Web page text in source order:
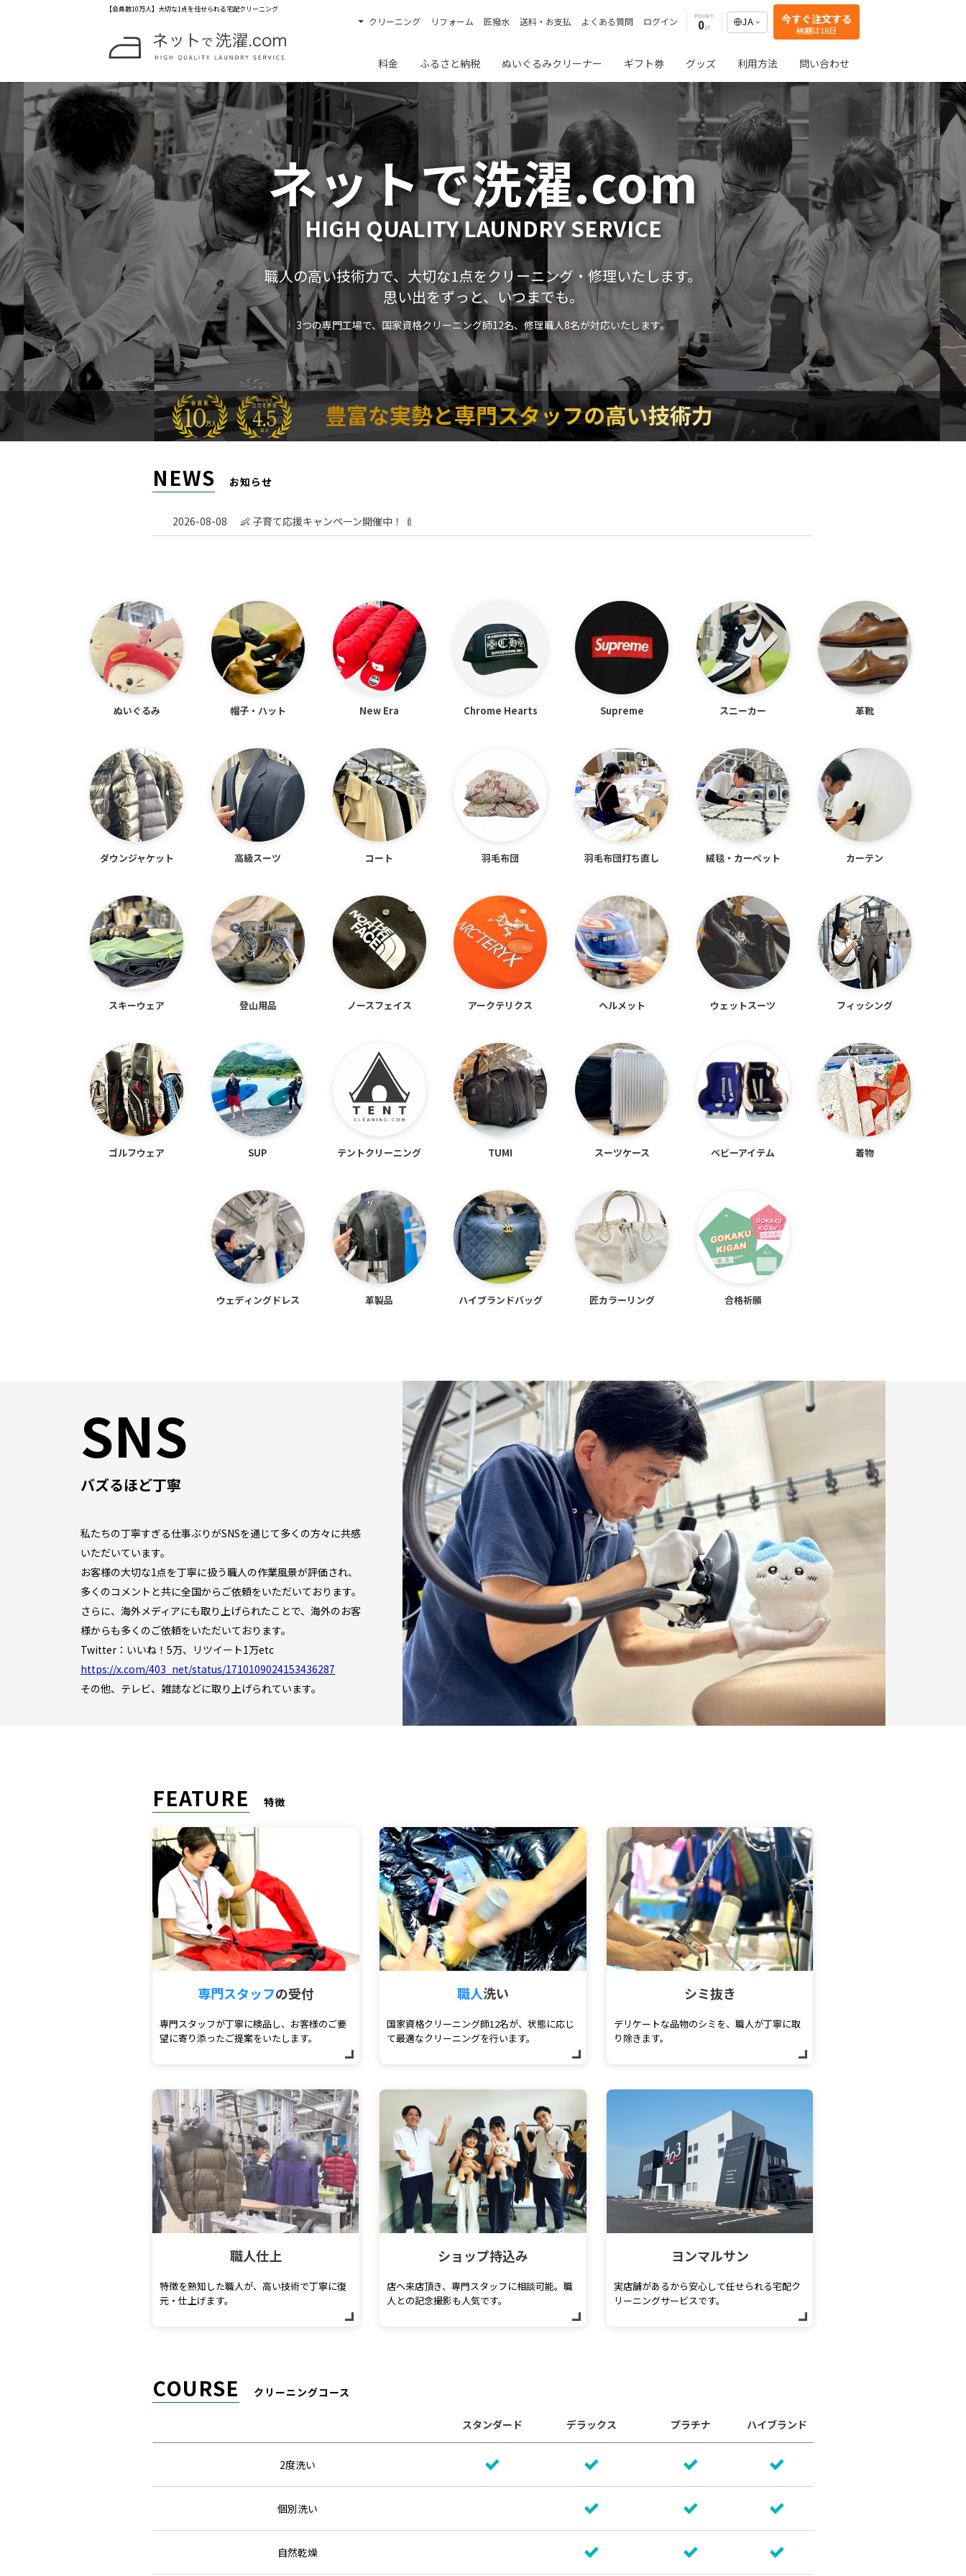
【会員数10万人】大切な1点を任せられる宅配クリーニング
クリーニング リフォーム 匠撥水 送料・お支払 よくある質問 ログイン POINT
0 JA 今すぐ注文する
納期は18日
料金 ふるさと納税 ぬいぐるみクリーナー ギフト券 グッズ 利用方法 問い合わせ
ネットで洗濯.com
HIGH QUALITY LAUNDRY SERVICE
職人の高い技術力で、大切な1点をクリーニング・修理いたします。
思い出をずっと、いつまでも。
3つの専門工場で、国家資格クリーニング師12名、修理職人8名が対応いたします。
豊富な実勢と専門スタッフの高い技術力
NEWS お知らせ
2026-08-08 👶 子育て応援キャンペーン開催中！ 🍼
ぬいぐるみ 帽子・ハット New Era Chrome Hearts Supreme スニーカー 革靴
ダウンジャケット 高級スーツ コート 羽毛布団 羽毛布団打ち直し 絨毯・ カーペット カーテン
スキーウェア 登山用品 ノースフェイス アークテリクス ヘルメット ウェットスーツ フィッシング
ゴルフウェア SUP テントクリーニング TUMI スーツケース ベビーアイテム 着物
ウェディングドレス 革製品 ハイブランドバッグ 匠カラーリング 合格祈願
SNS
バズるほど丁寧
私たちの丁寧すぎる仕事ぶりがSNSを通じて多くの方々に共感
いただいています。
お客様の大切な1点を丁寧に扱う職人の作業風景が評価され、
多くのコメントと共に全国からご依頼をいただいております。
さらに、海外メディアにも取り上げられたことで、海外のお客
様からも多くのご依頼をいただいております。
Twitter：いいね！5万、リツイート1万etc
https://x.com/403_net/status/1710109024153436287
その他、テレビ、雑誌などに取り上げられています。
FEATURE 特徴
専門スタッフの受付
専門スタッフが丁寧に検品し、お客様のご要
望に寄り添ったご提案をいたします。
職人洗い
国家資格クリーニング師12名が、状態に応じ
て最適なクリーニングを行います。
シミ抜き
デリケートな品物のシミを、職人が丁寧に取
り除きます。
職人仕上
特徴を熟知した職人が、高い技術で丁寧に復
元・仕上げます。
ショップ持込み
店へ来店頂き、専門スタッフに相談可能。職
人との記念撮影も人気です。
ヨンマルサン
実店舗があるから安心して任せられる宅配ク
リーニングサービスです。
COURSE クリーニングコース
スタンダード デラックス プラチナ ハイブランド
2度洗い
個別洗い
自然乾燥